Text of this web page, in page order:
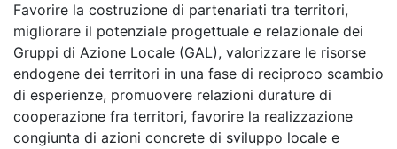
Favorire la costruzione di partenariati tra territori,
migliorare il potenziale progettuale e relazionale dei
Gruppi di Azione Locale (GAL), valorizzare le risorse
endogene dei territori in una fase di reciproco scambio
di esperienze, promuovere relazioni durature di
cooperazione fra territori, favorire la realizzazione
congiunta di azioni concrete di sviluppo locale e